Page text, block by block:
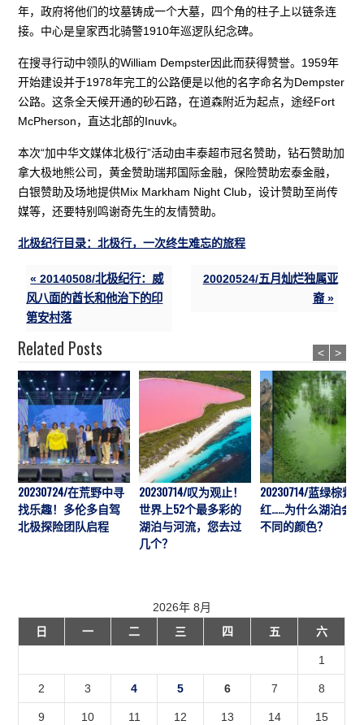
年，政府将他们的坟墓铸成一个大墓，四个角的柱子上以链条连
接。中心是皇家西北骑警1910年巡逻队纪念碑。
在搜寻行动中领队的William Dempster因此而获得赞誉。1959年
开始建设并于1978年完工的公路便是以他的名字命名为Dempster
公路。这条全天候开通的砂石路，在道森附近为起点，途经Fort
McPherson，直达北部的Inuvk。
本次“加中华文媒体北极行”活动由丰泰超市冠名赞助，钻石赞助加
拿大极地熊公司，黄金赞助瑞邦国际金融，保险赞助宏泰金融，
白银赞助及场地提供Mix Markham Night Club，设计赞助至尚传
媒等，还要特别鸣谢奇先生的友情赞助。
北极纪行目录：北极行，一次终生难忘的旅程
« 20140508/北极纪行：威
风八面的酋长和他治下的印
第安村落
20020524/五月灿烂独属亚
裔 »
Related Posts
20230724/在荒野中寻
找乐趣！多伦多自驾
北极探险团队启程
20230714/叹为观止！
世界上52个最多彩的
湖泊与河流，您去过
几个？
20230714/蓝绿棕紫
红……为什么湖泊会有
不同的颜色？
< >
2026年 8月
日
一 二 三 四 五 六
1
2 3 4 5 6 7 8
9 10 11 12 13 14 15